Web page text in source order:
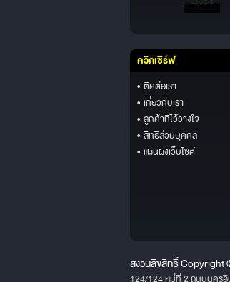
ควิกเซิร์ฟ
• ติดต่อเรา
• เกี่ยวกับเรา
• ลูกค้าที่ไว้วางใจ
• สิทธิส่วนบุคคล
• แผนผังเว็บไซต์
สงวนลิขสิทธิ์ Copyright